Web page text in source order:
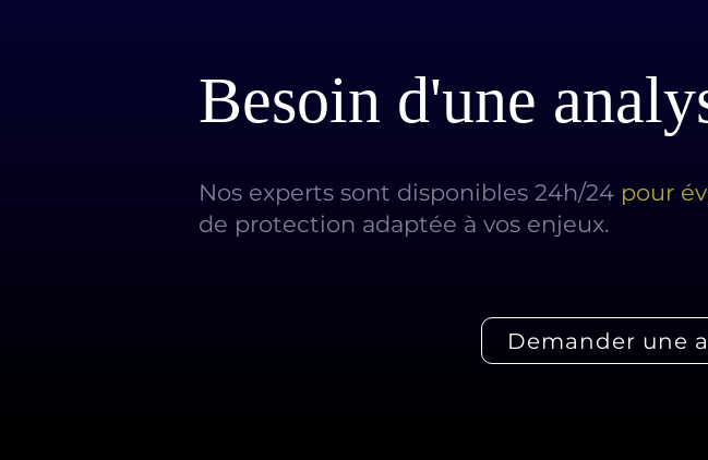
Besoin d'une
Nos experts sont disponibles 24h/24 pour
de protection adaptée à vos enjeux.
Demander une